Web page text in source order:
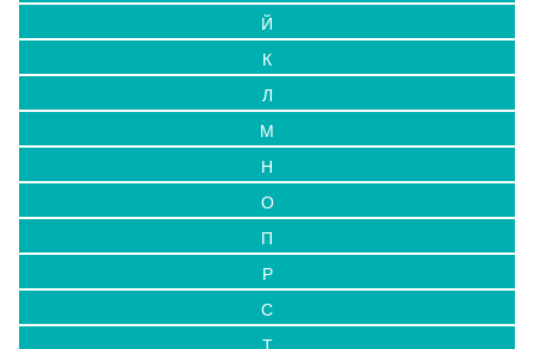
Й
К
Л
М
Н
О
П
Р
С
Т